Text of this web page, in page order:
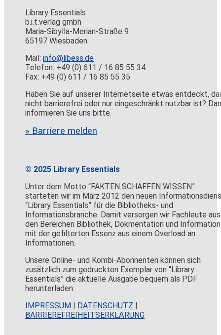
Library Essentials
b.i.t.verlag gmbh
Maria-Sibylla-Merian-Straße 9
65197 Wiesbaden
Mail:info@libess.de
Telefon: +49 (0) 611 / 16 85 55 34
Fax: +49 (0) 611 / 16 85 55 35
Haben Sie auf unserer Internetseite etwas entdeckt,
nicht barrierefrei oder nur eingeschränkt nutzbar ist?
informieren Sie uns bitte.
» Barriere melden
© 2025 Library Essentials
Unter dem Motto “FAKTEN SCHAFFEN WISSEN”
starteten wir im März 2012 den neuen
“Library Essentials” für die Bibliotheks- und
Informationsbranche. Damit versorgen wir Fachleute aus
den Bereichen Bibliothek, Dokmentation und Information
mit der gefilterten Essenz aus einem Overload an
Informationen.
Unsere Online- und Kombi-Abonnenten können sich
zusätzlich zum gedruckten Exemplar von “Library
Essentials” die aktuelle Ausgabe bequem als PDF
herunterladen.
IMPRESSUM | DATENSCHUTZ |
BARRIEREFREIHEITSERKLÄRUNG